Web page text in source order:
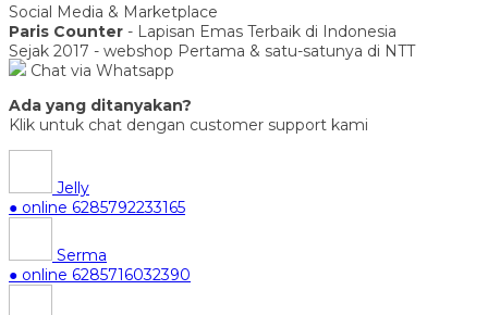
Social Media & Marketplace
Paris Counter - Lapisan Emas Terbaik di Indonesia
Sejak 2017 - webshop Pertama & satu-satunya di NTT
Chat via Whatsapp
Ada yang ditanyakan?
Klik untuk chat dengan customer support kami
Jelly
● online 6285792233165
Serma
● online 6285716032390